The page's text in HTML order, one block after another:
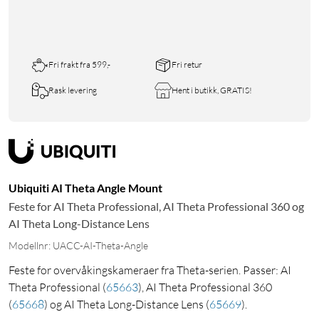
Fri frakt fra 599,- Fri retur
Rask levering Hent i butikk, GRATIS!
Ubiquiti AI Theta Angle Mount
Feste for AI Theta Professional, AI Theta Professional 360 og
AI Theta Long-Distance Lens
Modellnr: UACC-AI-Theta-Angle
Feste for overvåkingskameraer fra Theta-serien. Passer: AI
Theta Professional (65663) , AI Theta Professional 360
(65668) og AI Theta Long-Distance Lens (65669)